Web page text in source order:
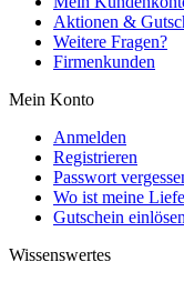
Aktionen &
Weitere Fragen?
Firmenkunden
Mein Konto
Anmelden
Registrieren
Passwort
Wo ist meine
Gutschein einlösen
Wissenswertes